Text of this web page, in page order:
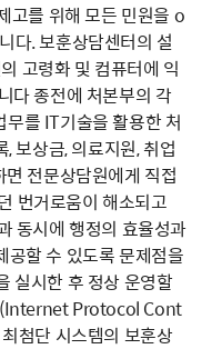
고를 위해 모든 민원을 o
다. 보훈상담센터의 설
고령화 및 컴퓨터에 익
다 종전에 처본부의 각
를 IT기술을 활용한 처
보상금, 의료지원, 취업
전문상담원에게 직접
번거로움이 해소되고
동시에 행정의 효율성과
공할 수 있도록 문제점을
실시한 후 정상 운영할
Protocol Cont
첨단 시스템의 보훈상